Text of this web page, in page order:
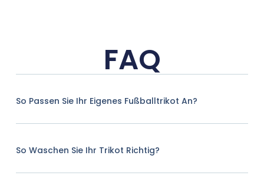
FAQ
So Passen Sie Ihr Eigenes Fußballtrikot An?
So Waschen Sie Ihr Trikot Richtig?